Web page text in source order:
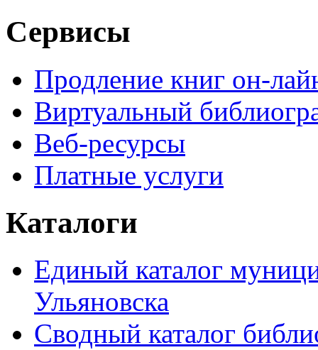
Сервисы
Продление книг он-
Виртуальный
Веб-ресурсы
Платные услуги
Каталоги
Единый каталог
Ульяновска
Сводный каталог